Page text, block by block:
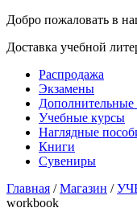
Добро пожаловать в
Доставка учебной
Распродажа
Экзамены
Дополнительные
Учебные курсы
Наглядные
Книги
Сувениры
Главная /Магазин /
workbook